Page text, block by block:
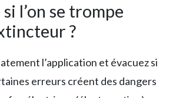
l’on se trompe
?
l’application et évacuez si
erreurs créent des dangers